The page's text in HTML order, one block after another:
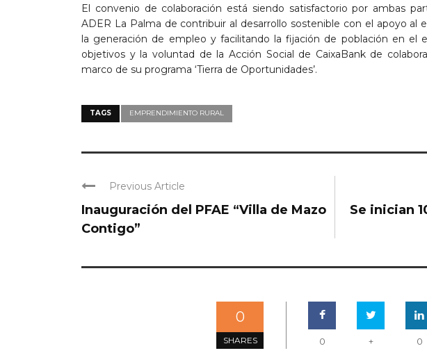
El convenio de colaboración está siendo satisfactorio por ambas
ADER La Palma de contribuir al desarrollo sostenible con el apoyo al
la generación de empleo y facilitando la fijación de población en el
objetivos y la voluntad de la Acción Social de CaixaBank de
marco de su programa ‘Tierra de Oportunidades’.
TAGS EMPRENDIMIENTO RURAL
Previous Article
Inauguración del PFAE “Villa de Mazo
Contigo”
Se inician
0
SHARES 0 + 0